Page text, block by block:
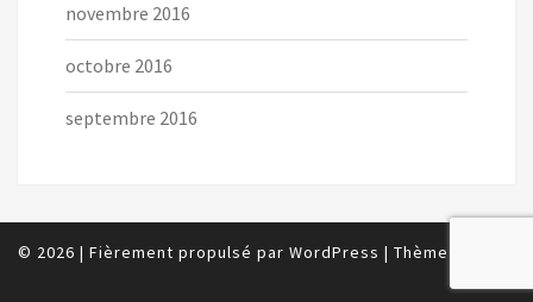
novembre 2016
octobre 2016
septembre 2016
© 2026 | Fièrement propulsé par WordPress | Thème :